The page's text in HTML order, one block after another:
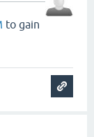
to gain